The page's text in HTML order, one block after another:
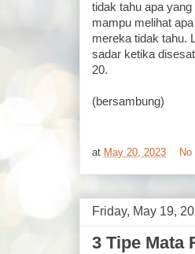
tidak tahu apa
mampu melihat
mereka tidak tahu.
sadar ketika
20.
(bersambung)
at May 20, 2023
Friday, May 19,
3 Tipe Mata